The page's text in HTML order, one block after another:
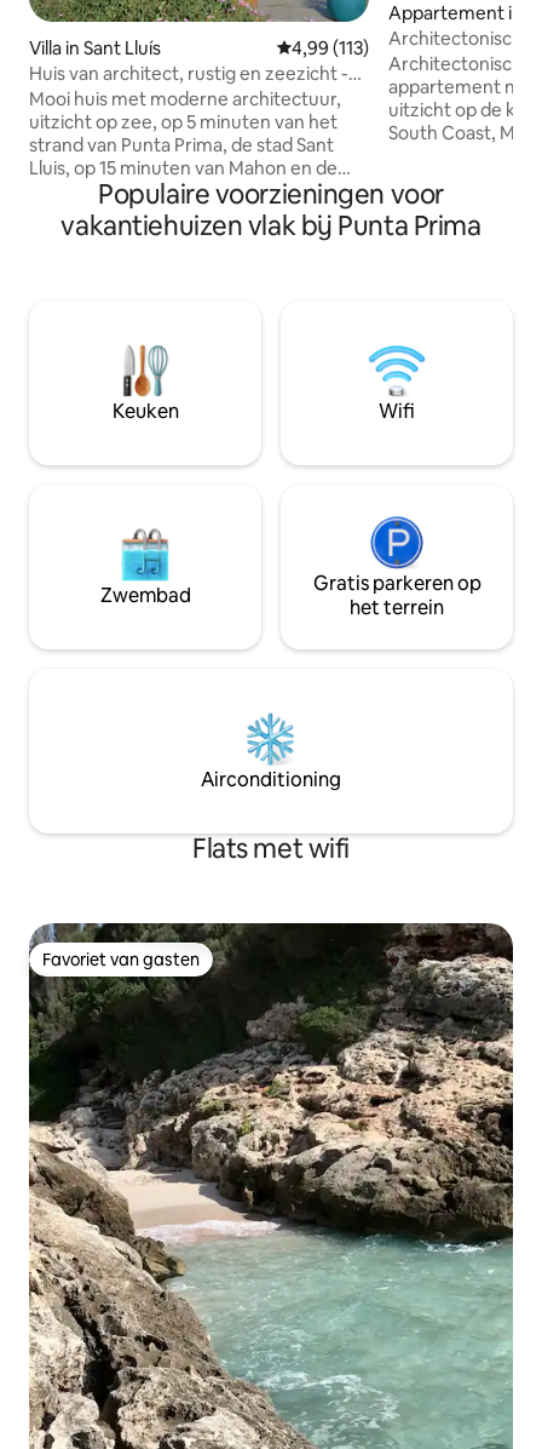
Villa in Sant Lluís Gemiddelde beoordeling van
4,99 (113)
Huis van architect, rustig en zeezicht -
roof top
Mooi huis met moderne architectuur,
uitzicht op zee, op 5 minuten van het
strand van Punta Prima, de stad Sant
Lluis, op 15 minuten van Mahon en de
luchthaven; VERWARMD ZWEMBAD.
INGERICHT DAK. Opmerking: In 2026
zijn er bouwwerkzaamheden aan de
badkamers. Gericht op de zee en het
platteland, prachtig uitzicht vanuit elke
kamer en zeer rustig. vergunning ET
Appartement in
ter
Architectonisch
ongeëvenaard
Architectonisch
appartement
uitzicht op de klif
South Coast,
Menorca. De accommodatie met een
hoogwaardige
maximaliseren,
turquoise water
Populaire voorzieningen voor
vakantiehuizen vlak bij Punta Prima
Keuken Wifi
Zwembad
Gratis parkeren op
het terrein
Airconditioning
Flats met wifi
Favoriet van gasten
Favoriet van gasten